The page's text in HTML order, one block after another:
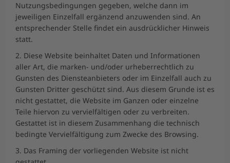
Nutzungsbedingungen gegeben, welche dann im
jeweiligen Einzelfall ergänzend anzuwenden sind. An
entsprechender Stelle findet ein ausdrücklicher Hinweis
statt.
2. Diese Website beinhaltet Daten und Informationen
aller Art, die marken- und/oder urheberrechtlich zu
Gunsten des Diensteanbieters oder im Einzelfall auch zu
Gunsten Dritter geschützt sind. Aus diesem Grunde ist es
nicht gestattet, die Website im Ganzen oder einzelne
Teile hiervon zu vervielfältigen oder zu verbreiten.
Gestattet ist in diesem Zusammenhang die technisch
bedingte Vervielfältigung zum Zwecke des Browsing.
3. Das Framing der vorliegenden Website ist nicht